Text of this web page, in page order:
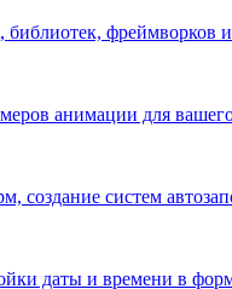
библиотек, фреймворков и
анимации для
создание систем
даты и времени в